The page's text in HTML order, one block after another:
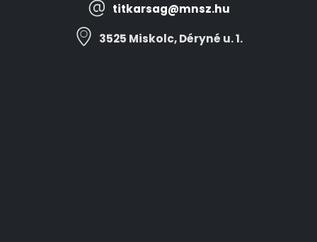
titkarsag@mnsz.hu
3525 Miskolc, Déryné u. 1.